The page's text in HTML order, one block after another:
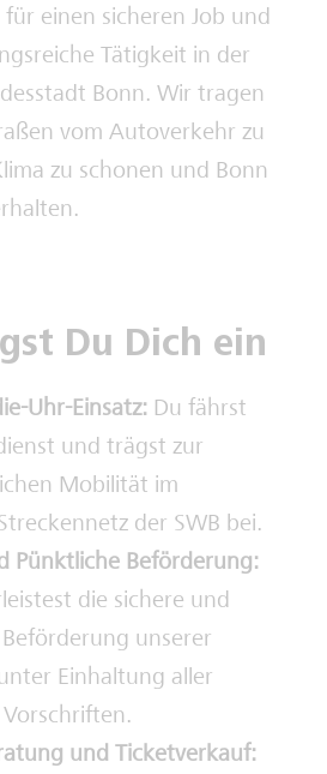
einen sicheren Job und
Tätigkeit in der
Bonn. Wir tragen
vom Autoverkehr zu
zu schonen und Bonn
Du Dich ein
Uhr-Einsatz: Du fährst
und trägst zur
Mobilität im
der SWB bei.
Pünktliche Beförderung:
die sichere und
unserer
Einhaltung aller
und Ticketverkauf: